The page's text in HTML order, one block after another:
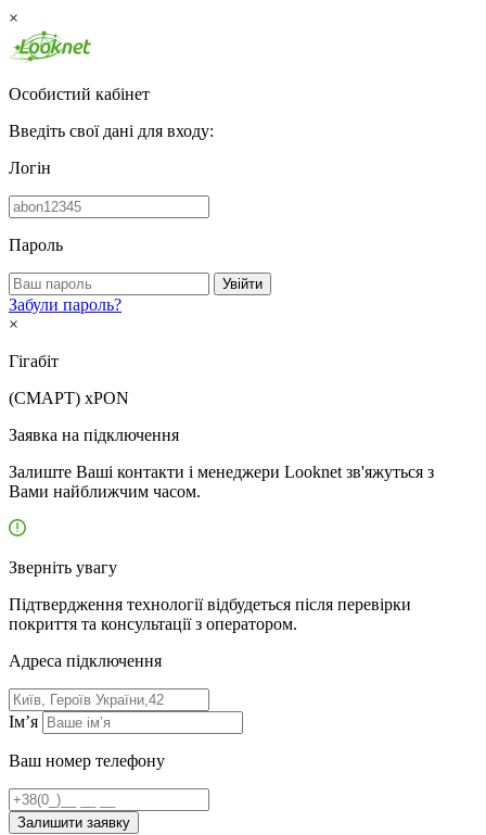
×
Особистий кабінет
Введіть свої дані для входу:
Логін
Пароль
Увійти
Забули пароль?
×
Гігабіт
(СМАРТ) xPON
Заявка на підключення
Залиште Ваші контакти і менеджери Looknet зв'яжуться з
Вами найближчим часом.
Зверніть увагу
Підтвердження технології відбудеться після перевірки
покриття та консультації з оператором.
Адресa підключення
Ім’я
Ваш номер телефону
Залишити заявку